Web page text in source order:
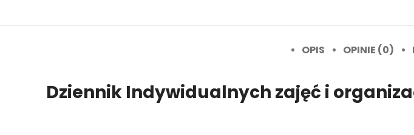
OPIS OPINIE (0)
Dziennik Indywidualnych zajęć i